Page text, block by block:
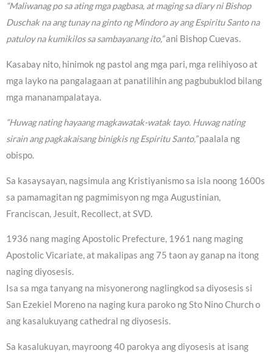
“Maliwanag po sa ating mga pagbasa, at maging sa diary ni Bishop
Duschak na ang tunay na ginto ng Mindoro ay ang Espiritu Santo na
patuloy na kumikilos sa sambayanang ito,”ani Bishop Cuevas.
Kasabay nito, hinimok ng pastol ang mga pari, mga relihiyoso at
mga layko na pangalagaan at panatilihin ang pagbubuklod bilang
mga mananampalataya.
“Huwag nating hayaang magkawatak-watak tayo. Huwag nating
sirain ang pagkakaisang binigkis ng Espiritu Santo,”paalala ng
obispo.
Sa kasaysayan, nagsimula ang Kristiyanismo sa isla noong 1600s
sa pamamagitan ng pagmimisyon ng mga Augustinian,
Franciscan, Jesuit, Recollect, at SVD.
1936 nang maging Apostolic Prefecture, 1961 nang maging
Apostolic Vicariate, at makalipas ang 75 taon ay ganap na itong
naging diyosesis.
Isa sa mga tanyang na misyonerong naglingkod sa diyosesis si
San Ezekiel Moreno na naging kura paroko ng Sto Nino Church o
ang kasalukuyang cathedral ng diyosesis.
Sa kasalukuyan, mayroong 40 parokya ang diyosesis at isang